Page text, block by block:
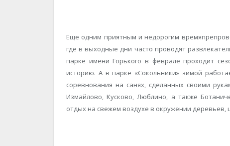
Еще одним приятным и недорогим
где в выходные дни часто проводят
парке имени Горького в феврале проходит
историю. А в парке «Сокольники» зимой
соревнования на санях, сделанных своими
Измайлово, Кусково, Люблино, а также
отдых на свежем воздухе в окружении деревьев,